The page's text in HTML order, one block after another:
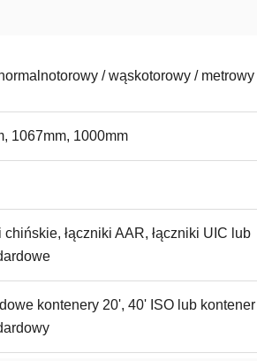
/ wąskotorowy / metrowy
1067mm, 1000mm
łączniki AAR, łączniki UIC lub
kontenery 20', 40' ISO lub kontener